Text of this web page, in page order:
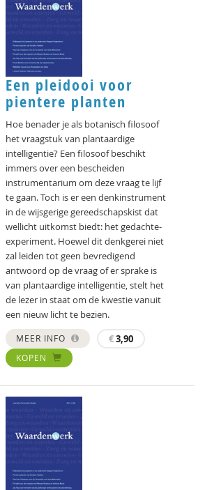
Een pleidooi voor
pientere planten
Hoe benader je als botanisch filosoof
het vraagstuk van plantaardige
intelligentie? Een filosoof beschikt
immers over een bescheiden
instrumentarium om deze vraag te lijf
te gaan. Toch is er een denkinstrument
in de wijsgerige gereedschapskist dat
wellicht uitkomst biedt: het gedachte-
experiment. Hoewel dit denkgerei niet
zal leiden tot geen bevredigend
antwoord op de vraag of er sprake is
van plantaardige intelligentie, stelt het
de lezer in staat om de kwestie vanuit
een nieuw licht te bezien.
MEER INFO €3,90
KOPEN